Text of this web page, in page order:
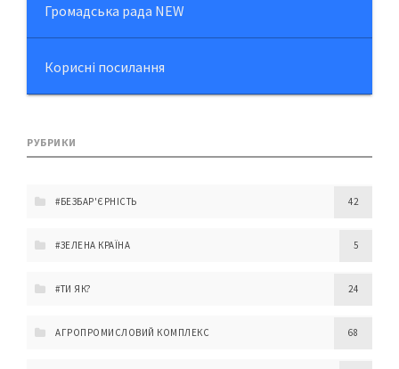
Громадська рада NEW
Корисні посилання
РУБРИКИ
#БЕЗБАР'ЄРНІСТЬ 42
#ЗЕЛЕНА КРАЇНА 5
#ТИ ЯК? 24
АГРОПРОМИСЛОВИЙ КОМПЛЕКС 68